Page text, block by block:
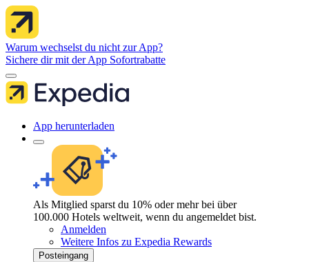
Warum wechselst du nicht zur App?
Sichere dir mit der App Sofortrabatte
App herunterladen
Als Mitglied sparst du 10% oder mehr bei über
100.000 Hotels weltweit, wenn du angemeldet bist.
Anmelden
Weitere Infos zu Expedia Rewards
Posteingang